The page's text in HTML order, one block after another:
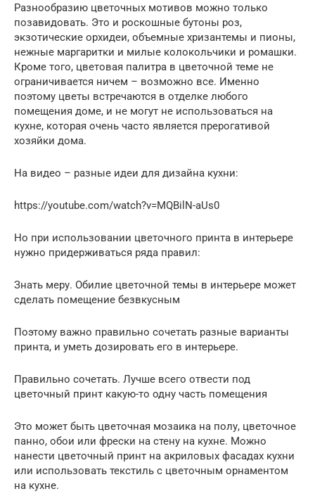
Разнообразию цветочных мотивов можно только
позавидовать. Это и роскошные бутоны роз,
экзотические орхидеи, объемные хризантемы и пионы,
нежные маргаритки и милые колокольчики и ромашки.
Кроме того, цветовая палитра в цветочной теме не
ограничивается ничем – возможно все. Именно
поэтому цветы встречаются в отделке любого
помещения доме, и не могут не использоваться на
кухне, которая очень часто является прерогативой
хозяйки дома.
На видео – разные идеи для дизайна кухни:
https://youtube.com/watch?v=MQBilN-aUs0
Но при использовании цветочного принта в интерьере
нужно придерживаться ряда правил:
Знать меру. Обилие цветочной темы в интерьере может
сделать помещение безвкусным
Поэтому важно правильно сочетать разные варианты
принта, и уметь дозировать его в интерьере.
Правильно сочетать. Лучше всего отвести под
цветочный принт какую-то одну часть помещения
Это может быть цветочная мозаика на полу, цветочное
панно, обои или фрески на стену на кухне. Можно
нанести цветочный принт на акриловых фасадах кухни
или использовать текстиль с цветочным орнаментом
на кухне.